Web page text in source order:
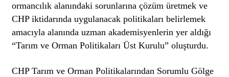
ormancılık alanındaki sorunlarına çözüm üretmek ve
CHP iktidarında uygulanacak politikaları belirlemek
amacıyla alanında uzman akademisyenlerin yer aldığı
“Tarım ve Orman Politikaları Üst Kurulu” oluşturdu.
CHP Tarım ve Orman Politikalarından Sorumlu Gölge